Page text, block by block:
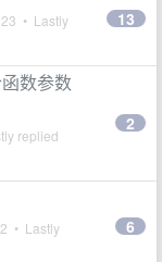
• Lastly
13
数参数
replied
2
• Lastly
6